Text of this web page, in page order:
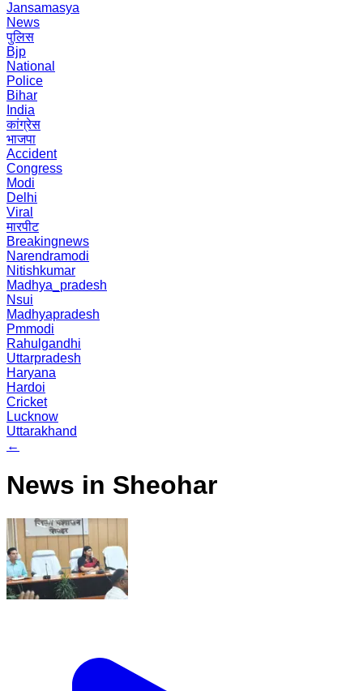
Jansamasya
News
पुलिस
Bjp
National
Police
Bihar
India
कांग्रेस
भाजपा
Accident
Congress
Modi
Delhi
Viral
मारपीट
Breakingnews
Narendramodi
Nitishkumar
Madhya_pradesh
Nsui
Madhyapradesh
Pmmodi
Rahulgandhi
Uttarpradesh
Haryana
Hardoi
Cricket
Lucknow
Uttarakhand
←
News in Sheohar